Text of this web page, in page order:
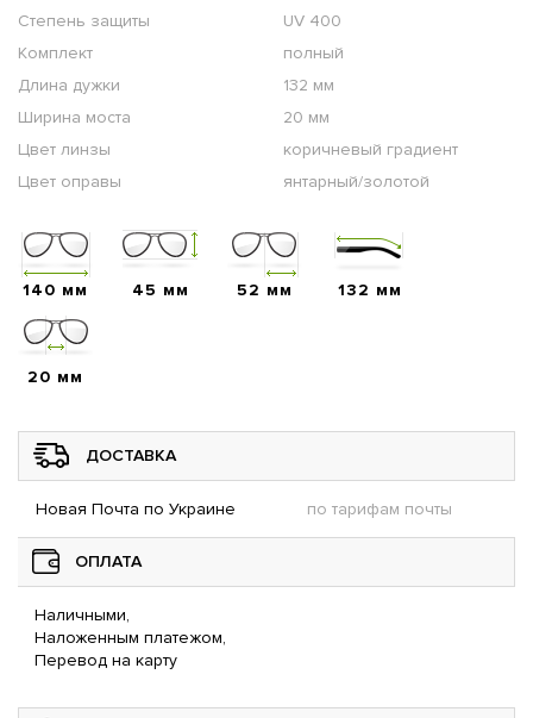
Степень защиты
UV 400
Комплект
полный
Длина дужки
132 мм
Ширина моста
20 мм
Цвет линзы
коричневый градиент
Цвет оправы
янтарный/золотой
140 мм 45 мм 52 мм 132 мм
20 мм
ДОСТАВКА
Новая Почта по Украине по тарифам почты
ОПЛАТА
Наличными,
Наложенным платежом,
Перевод на карту